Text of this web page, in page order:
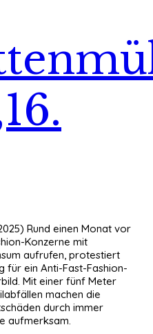
Rund einen Monat vor
Konzerne mit
aufrufen, protestiert
für ein Anti-Fast-Fashion-
Mit einer fünf Meter
machen die
durch immer
aufmerksam.